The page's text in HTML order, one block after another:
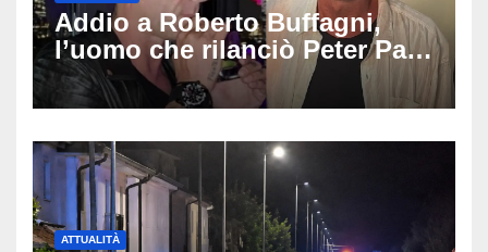
Addio a Roberto Buffagni,
l’uomo che rilanciò Peter Pan
e Villa delle Rose: aveva 59
anni
ATTUALITÀ